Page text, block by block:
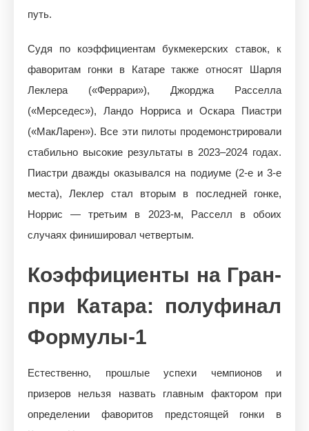
путь.
Судя по коэффициентам букмекерских ставок, к
фаворитам гонки в Катаре также относят Шарля
Леклера («Феррари»), Джорджа Расселла
(«Мерседес»), Ландо Норриса и Оскара Пиастри
(«МакЛарен»). Все эти пилоты продемонстрировали
стабильно высокие результаты в 2023–2024 годах.
Пиастри дважды оказывался на подиуме (2-е и 3-е
места), Леклер стал вторым в последней гонке,
Норрис — третьим в 2023-м, Расселл в обоих
случаях финишировал четвертым.
Коэффициенты на Гран-
при Катара: полуфинал
Формулы-1
Естественно, прошлые успехи чемпионов и
призеров нельзя назвать главным фактором при
определении фаворитов предстоящей гонки в